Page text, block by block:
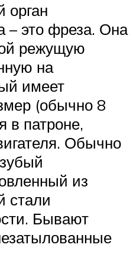
орган
– это фреза. Она
режущую
на
имеет
(обычно 8
в патроне,
Обычно
из
стали
Бывают